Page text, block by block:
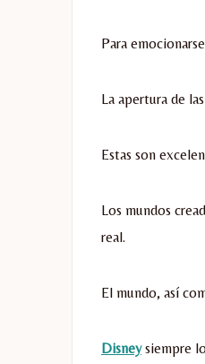
Para
La apertura de
Estas son
Los mundos
real.
El mundo, así
Disneysiempre